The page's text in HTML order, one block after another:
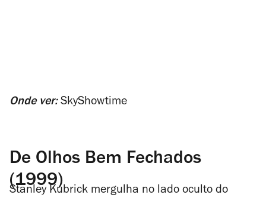
Onde ver:SkyShowtime
De Olhos Bem Fechados
(1999)
Stanley Kubrick mergulha no lado oculto do